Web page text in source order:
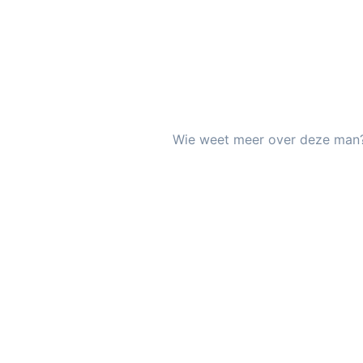
Wie weet meer over deze